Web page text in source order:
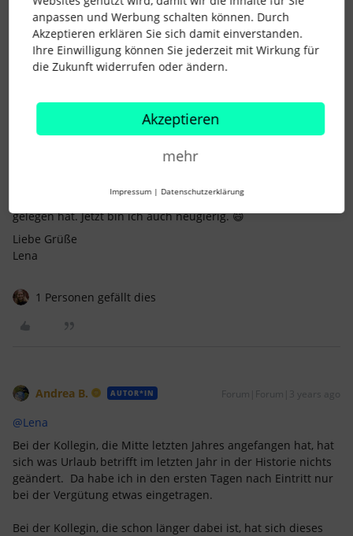
zum Anstelldatum hinterlegt ist?
Manchmal hängt sich Personio auch auf, dann hilft es
das Kontingent einfach nochmal zuzuweisen. Bspw. zur
letzten Kontingent Bildung. (Was jedoch seltsam ist, da
es bei Euch mehrere betrifft.)
5 Tage) korrekt eingetragen?
Wurde in der Vergangenheit eine manuelle Anpassung
aufeinen bestimmten Wert vorgenommen? Checke
dazu bitte einmal die Abwesenheits Historie.
Ich freue mich über eine kurze Rückmeldung, an was es
gelegen hat. Jetzt bin ich auch neugierig. 😄
Liebe Grüße
Lena
1 Personen gefällt dies
Andrea B. AUTOR*IN Forum|Forum|3 years ago
@Lena
Bei der Kollegin, die Mitte letzten Jahres angefangen hat, hat
sich was Urlaub betrifft im letzten Jahr in der Historie nichts
geändert. Da habe ich in den ersten Tagen nach Eintritt nur
bei der Vergütung etwas eingetragen.
Bei der Kollegin, die schon länger dabei ist, hat sich dieses
anpassen und Werbung schalten können. Durch
Akzeptieren erklären Sie sich damit einverstanden.
Ihre Einwilligung können Sie jederzeit mit Wirkung für
die Zukunft widerrufen oder ändern.
Akzeptieren
mehr
Impressum | Datenschutzerklärung